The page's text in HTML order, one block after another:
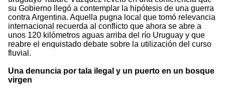
su Gobierno llegó a contemplar la hipótesis de una guerra
contra Argentina. Aquella pugna local que tomó relevancia
internacional recuerda al conflicto que ahora se abre a
unos 120 kilómetros aguas arriba del río Uruguay y que
reabre el enquistado debate sobre la utilización del curso
fluvial.
Una denuncia por tala ilegal y un puerto en un bosque
virgen